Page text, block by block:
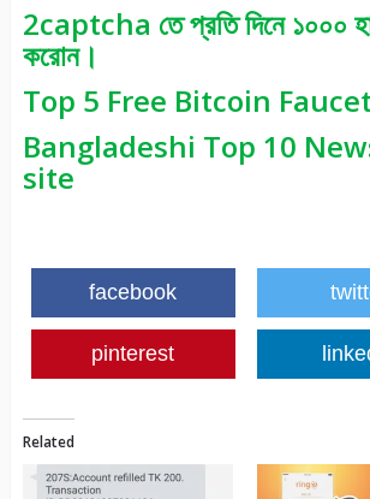
2captcha তে প্রতি দিনে ১০০০
করোন।
Top 5 Free Bitcoin
Bangladeshi Top 10
site
facebook
pinterest
Related